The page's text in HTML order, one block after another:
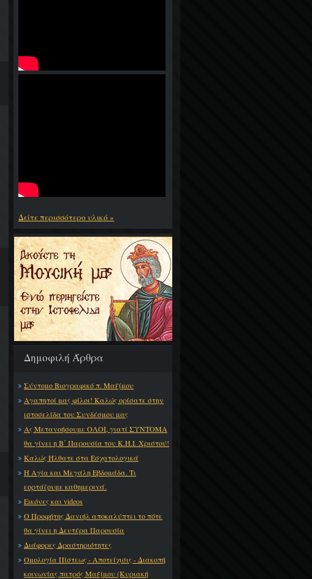
Δείτε περισσότερο υλικό »
Δημοφιλή Άρθρα
Σύντομο Βιογραφικό π. Μαξίμου
Αγαπητοί μας φίλοι! Καλώς ορίσατε στην
ιστοσελίδα του Συνδέσμου μας
Ας Μετανοήσουμε ΟΛΟΙ, γιατί ΣΥΝΤΟΜΑ
θα γίνει η Β΄ Παρουσία του Κ.Η.Ι. Χριστού!
Καλώς Ήλθατε στα Εσχατολογικά
Η Αγία και Μεγάλη Εβδομάδα. Τι
εορτάζουμε καθημερινά.
Εικόνες και videos
Ο Προφήτης Δανιήλ αποκαλύπτει το πότε
θα γίνει η Δευτέρα Παρουσία
Διάφορες Δραστηριότητες
Ομολογία Πίστεως - Αποτείχισις - Διακοπή
κοινωνίας πατρός Μαξίμου (Κυριακή